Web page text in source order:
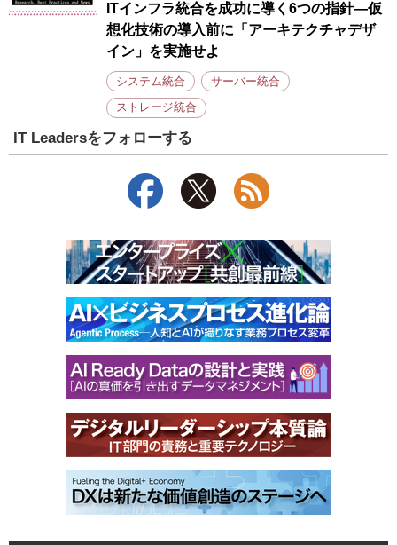
ITインフラ統合を成功に導く6つの指針—仮
想化技術の導入前に「アーキテクチャデザ
イン」を実施せよ
システム統合 サーバー統合
ストレージ統合
IT Leadersをフォローする